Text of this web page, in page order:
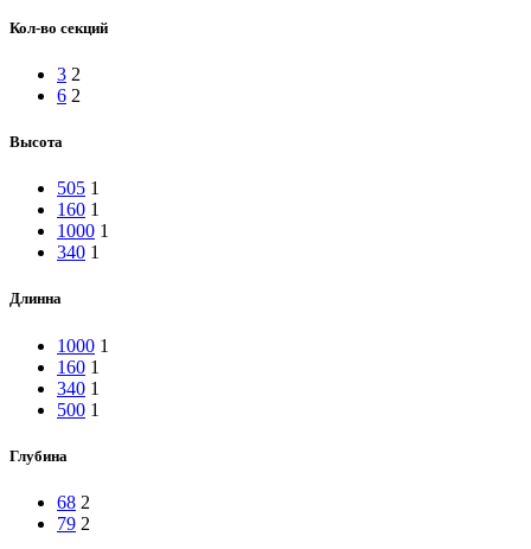
Кол-во секций
3 2
6 2
Высота
505 1
160 1
1000 1
340 1
Длинна
1000 1
160 1
340 1
500 1
Глубина
68 2
79 2